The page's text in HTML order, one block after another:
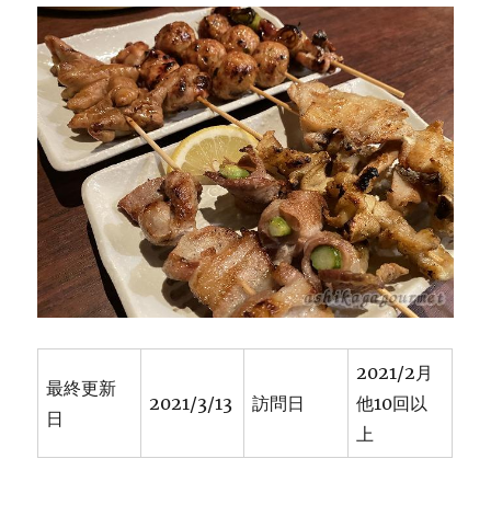
店
[居
酒
屋/
赤
ち
ょ
う
ち
ん]
に
最終更新
日
2021/3/13 訪問日
2021/2月
他10回以
上